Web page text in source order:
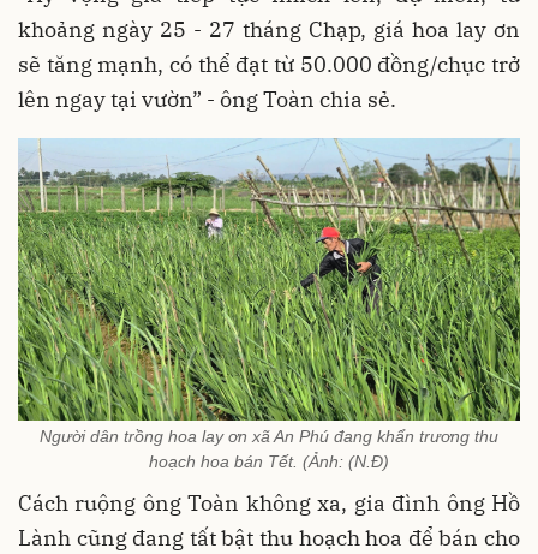
khoảng ngày 25 - 27 tháng Chạp, giá hoa lay ơn
sẽ tăng mạnh, có thể đạt từ 50.000 đồng/chục trở
lên ngay tại vườn” - ông Toàn chia sẻ.
Người dân trồng hoa lay ơn xã An Phú đang khẩn trương thu
hoạch hoa bán Tết. (Ảnh: (N.Đ)
Cách ruộng ông Toàn không xa, gia đình ông Hồ
Lành cũng đang tất bật thu hoạch hoa để bán cho